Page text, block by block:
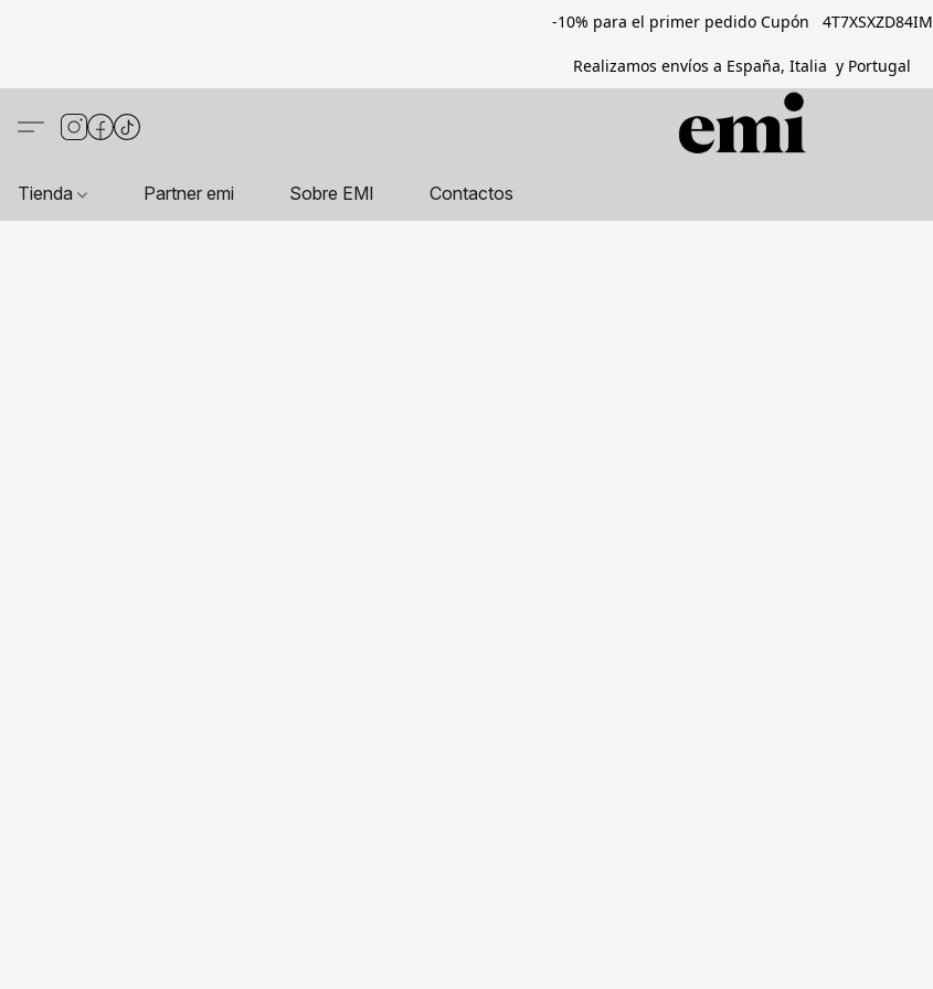
-10% para el primer pedido Cupón 4T7XSXZD84IM
Realizamos envíos a España, Italia y Portugal
Tienda Partner emi Sobre EMI Contactos